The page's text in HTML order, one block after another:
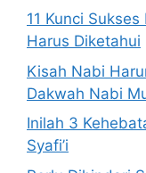
11 Kunci
Harus Diketahui
Kisah Nabi
Dakwah Nabi
Inilah 3
Syafi’i